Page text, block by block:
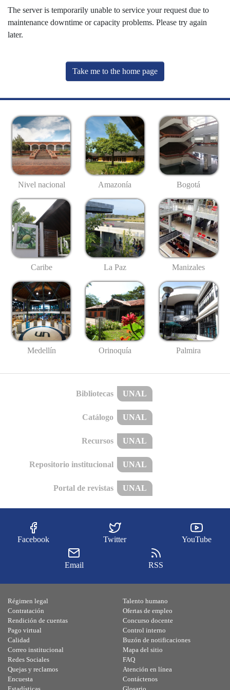
The server is temporarily unable to service your request due to
maintenance downtime or capacity problems. Please try again
later.
Take me to the home page
Nivel nacional Amazonía Bogotá
Caribe La Paz Manizales
Medellín Orinoquía Palmira
Bibliotecas UNAL
Catálogo UNAL
Recursos UNAL
Repositorio institucional UNAL
Portal de revistas UNAL
Facebook Twitter YouTube
Email RSS
Régimen legal
Contratación
Rendición de cuentas
Pago virtual
Calidad
Talento humano
Ofertas de empleo
Concurso docente
Control interno
Buzón de notificaciones
Correo institucional
Redes Sociales
Quejas y reclamos
Encuesta
Mapa del sitio
FAQ
Atención en línea
Contáctenos